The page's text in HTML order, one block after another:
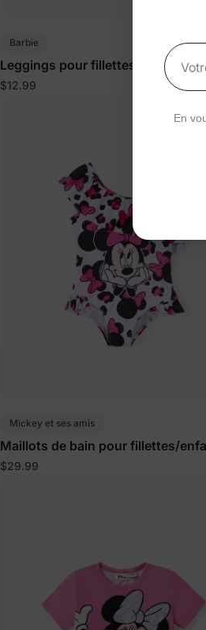
Barbie
Leggings pour fillettes/enfants
$12.99
Mickey et ses amis
Maillots de bain pour fillettes/
Rose poudré
$29.99
Votre
En